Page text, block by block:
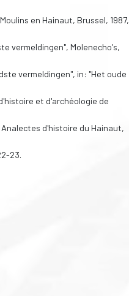
en Hainaut, Brussel, 1987,
vermeldingen", Molenecho's,
vermeldingen", in: "Het oude
et d'archéologie de
d'histoire du Hainaut,
23.